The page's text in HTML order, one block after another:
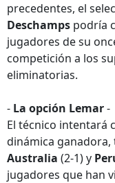
precedentes, el
Deschamps podría
jugadores de su
competición a los
eliminatorias.
- La opción Lemar-
El técnico intentará
dinámica
Australia (2-1) y
jugadores que han